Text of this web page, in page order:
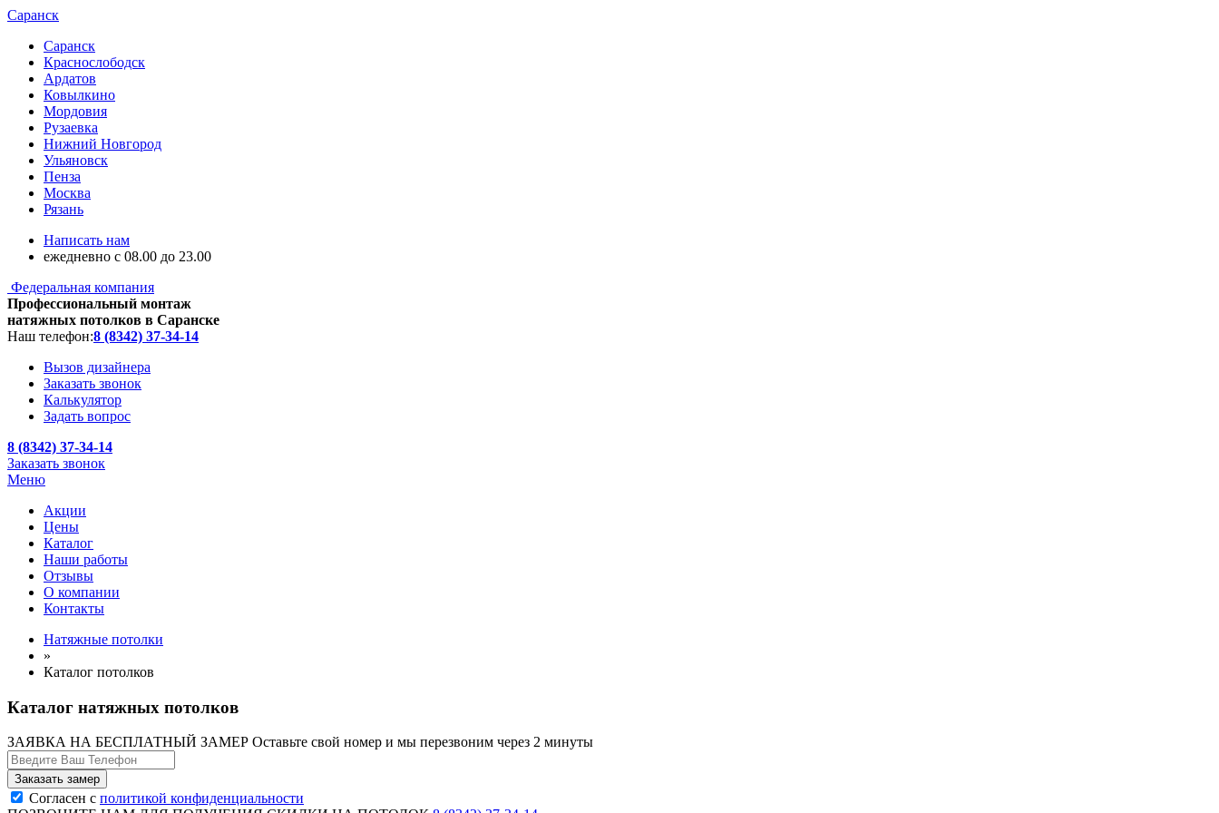
Саранск
Саранск
Краснослободск
Ардатов
Ковылкино
Мордовия
Рузаевка
Нижний Новгород
Ульяновск
Пенза
Москва
Рязань
Написать нам
ежедневно с 08.00 до 23.00
Федеральная компания
Профессиональный монтаж
натяжных потолков в Саранске
Наш телефон:8 (8342) 37-34-14
Вызов дизайнера
Заказать звонок
Калькулятор
Задать вопрос
8 (8342) 37-34-14
Заказать звонок
Меню
Акции
Цены
Каталог
Наши работы
Отзывы
О компании
Контакты
Натяжные потолки
»
Каталог потолков
Каталог натяжных потолков
ЗАЯВКА НА БЕСПЛАТНЫЙ ЗАМЕР Оставьте свой номер и мы перезвоним через 2 минуты
Согласен с политикой конфиденциальности